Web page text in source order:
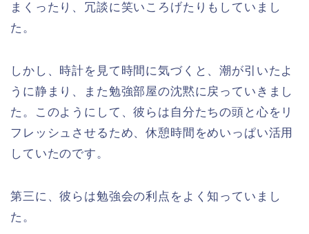
まくったり、冗談に笑いころげたりもしていまし
た。
しかし、時計を見て時間に気づくと、潮が引いたよ
うに静まり、また勉強部屋の沈黙に戻っていきまし
た。このようにして、彼らは自分たちの頭と心をリ
フレッシュさせるため、休憩時間をめいっぱい活用
していたのです。
第三に、彼らは勉強会の利点をよく知っていまし
た。